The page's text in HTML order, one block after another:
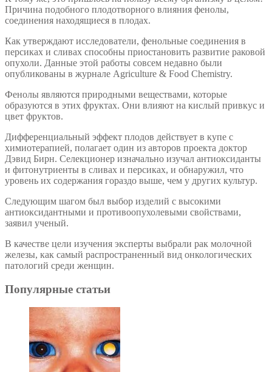
Причина подобного плодотворного влияния фенолы,
соединения находящиеся в плодах.
Как утверждают исследователи, фенольные соединения в
персиках и сливах способны приостановить развитие раковой
опухоли. Данные этой работы совсем недавно были
опубликованы в журнале Agriculture & Food Chemistry.
Фенолы являются природными веществами, которые
образуются в этих фруктах. Они влияют на кислый привкус и
цвет фруктов.
Дифференциальный эффект плодов действует в купе с
химиотерапией, полагает один из авторов проекта доктор
Дэвид Бирн. Селекционер изначально изучал антиоксиданты
и фитонутриенты в сливах и персиках, и обнаружил, что
уровень их содержания гораздо выше, чем у других культур.
Следующим шагом был выбор изделий с высокими
антиоксидантными и противоопухолевыми свойствами,
заявил ученый.
В качестве цели изучения эксперты выбрали рак молочной
железы, как самый распространенный вид онкологических
патологий среди женщин.
Популярные статьи